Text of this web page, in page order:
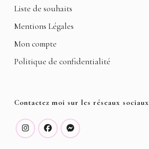
Liste de souhaits
Mentions Légales
Mon compte
Politique de confidentialité
Contactez moi sur les réseaux sociaux